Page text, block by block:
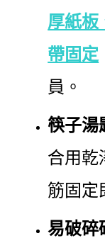
厚紙板
帶固定
員。
筷子湯
合用乾
筋固定
易破碎